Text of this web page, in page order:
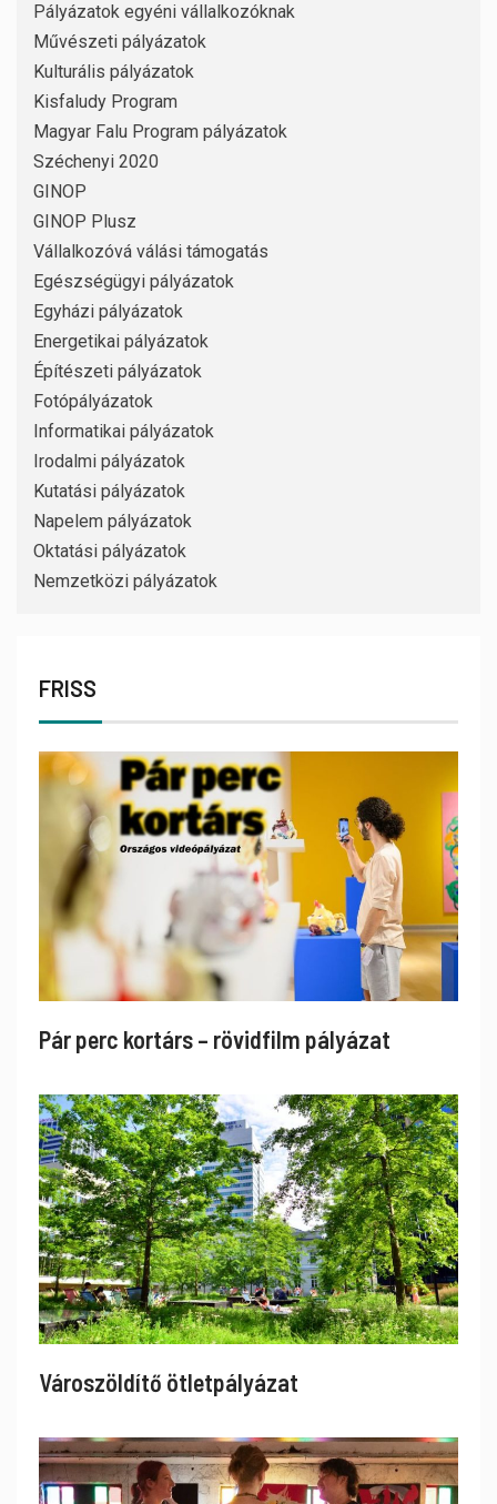
Pályázatok egyéni vállalkozóknak
Művészeti pályázatok
Kulturális pályázatok
Kisfaludy Program
Magyar Falu Program pályázatok
Széchenyi 2020
GINOP
GINOP Plusz
Vállalkozóvá válási támogatás
Egészségügyi pályázatok
Egyházi pályázatok
Energetikai pályázatok
Építészeti pályázatok
Fotópályázatok
Informatikai pályázatok
Irodalmi pályázatok
Kutatási pályázatok
Napelem pályázatok
Oktatási pályázatok
Nemzetközi pályázatok
FRISS
Pár perc kortárs – rövidfilm pályázat
Városzöldítő ötletpályázat